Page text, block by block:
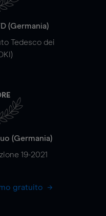
(Germania)
Tedesco dei
(Germania)
19-2021
gratuito